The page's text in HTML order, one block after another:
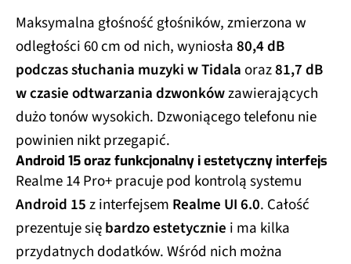
Maksymalna głośność głośników, zmierzona w
odległości 60 cm od nich, wyniosła80,4 dB
podczas słuchania muzyki w Tidalaoraz81,7 dB
w czasie odtwarzania dzwonkówzawierających
dużo tonów wysokich. Dzwoniącego telefonu nie
powinien nikt przegapić.
Android 15 oraz funkcjonalny i estetyczny interfejs
Realme 14 Pro+ pracuje pod kontrolą systemu
Android 15z interfejsem Realme UI 6.0. Całość
prezentuje siębardzo estetycznie i ma kilka
przydatnych dodatków. Wśród nich można